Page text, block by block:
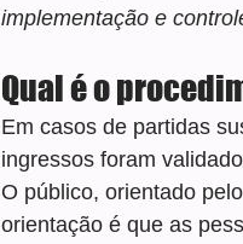
implementação e
Qual é o
Em casos de partidas
ingressos foram
O público, orientado
orientação é que as